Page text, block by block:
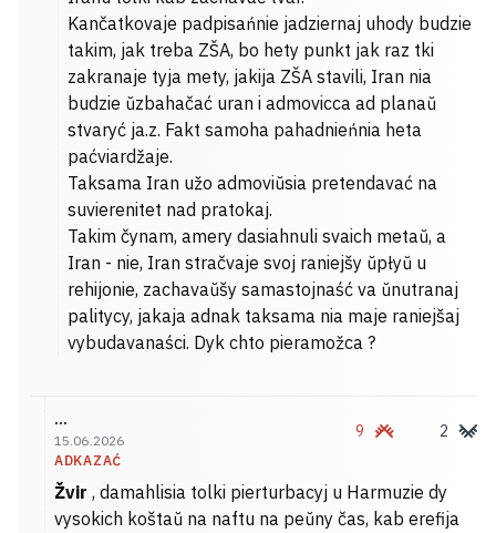
Kančatkovaje padpisańnie jadziernaj uhody budzie
takim, jak treba ZŠA, bo hety punkt jak raz tki
zakranaje tyja mety, jakija ZŠA stavili, Iran nia
budzie ŭzbahačać uran i admovicca ad planaŭ
stvaryć ja.z. Fakt samoha pahadnieńnia heta
paćviardžaje.
Taksama Iran užo admoviŭsia pretendavać na
suvierenitet nad pratokaj.
Takim čynam, amery dasiahnuli svaich metaŭ, a
Iran - nie, Iran stračvaje svoj raniejšy ŭpłyŭ u
rehijonie, zachavaŭšy samastojnaść va ŭnutranaj
palitycy, jakaja adnak taksama nia maje raniejšaj
vybudavanaści. Dyk chto pieramožca ?
...
15.06.2026
ADKAZAĆ
9 2
Žvir , damahlisia tolki pierturbacyj u Harmuzie dy
vysokich koštaŭ na naftu na peŭny čas, kab erefija